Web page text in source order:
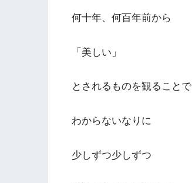
何十年、何百年前から
「美しい」
とされるものを観ることで
わからないなりに
少しずつ少しずつ